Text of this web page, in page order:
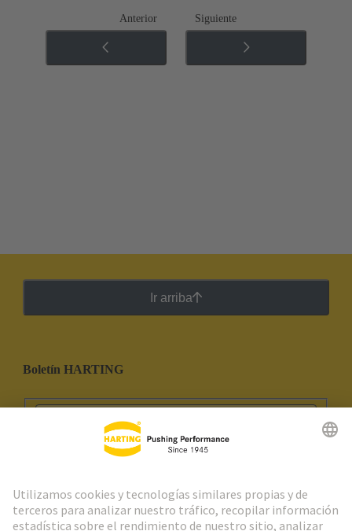
Anterior Siguiente
Ir arriba
Boletín HARTING
Ir al registro
Social Media